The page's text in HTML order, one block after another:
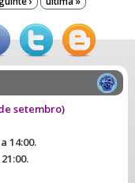
setembro)
14:00.